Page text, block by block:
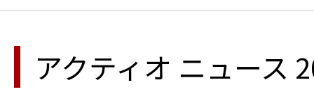
アクティオ ニュース